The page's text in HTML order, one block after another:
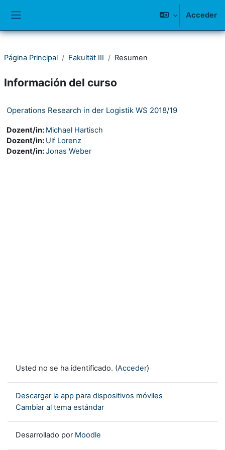
Acceder
Página Principal Fakultät III Resumen
Información del curso
Operations Research in der Logistik WS 2018/19
Dozent/in: Michael Hartisch
Dozent/in: Ulf Lorenz
Dozent/in:Jonas Weber
Usted no se ha identificado. (Acceder)
Descargar la app para dispositivos móviles
Cambiar al tema estándar
Desarrollado por Moodle